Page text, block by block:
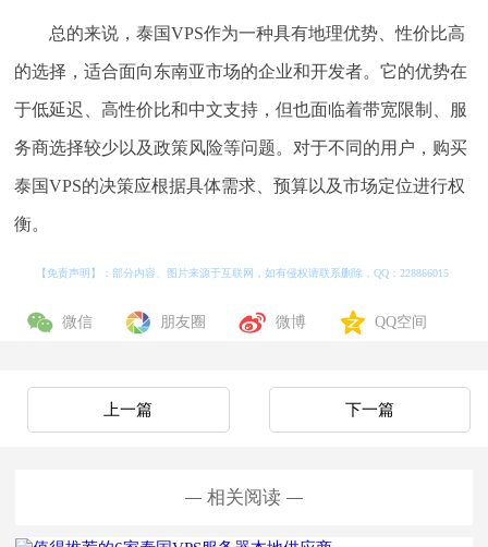
总的来说，泰国VPS作为一种具有地理优势、性价比高
的选择，适合面向东南亚市场的企业和开发者。它的优势在
于低延迟、高性价比和中文支持，但也面临着带宽限制、服
务商选择较少以及政策风险等问题。对于不同的用户，购买
泰国VPS的决策应根据具体需求、预算以及市场定位进行权
衡。
【免责声明】：部分内容、图片来源于互联网，如有侵权请联系删除，QQ：228866015
微信 朋友圈 微博 QQ空间
下一篇
上一篇
相关阅读